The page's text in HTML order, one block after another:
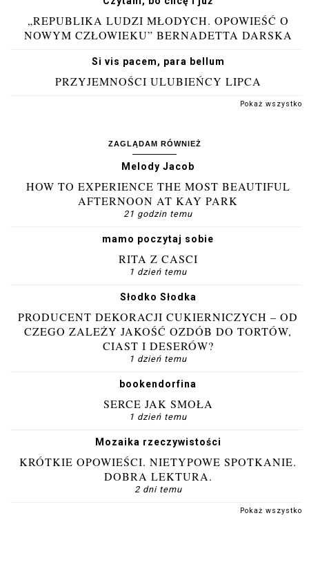
„REPUBLIKA LUDZI MŁODYCH. OPOWIEŚĆ O
NOWYM CZŁOWIEKU” BERNADETTA DARSKA
Si vis pacem, para bellum
PRZYJEMNOŚCI ULUBIEŃCY LIPCA
Pokaż wszystko
ZAGLĄDAM RÓWNIEŻ
Melody Jacob
HOW TO EXPERIENCE THE MOST BEAUTIFUL
AFTERNOON AT KAY PARK
21 godzin temu
mamo poczytaj sobie
RITA Z CASCI
1 dzień temu
Słodko Słodka
PRODUCENT DEKORACJI CUKIERNICZYCH – OD
CZEGO ZALEŻY JAKOŚĆ OZDÓB DO TORTÓW,
CIAST I DESERÓW?
1 dzień temu
bookendorfina
SERCE JAK SMOŁA
1 dzień temu
Mozaika rzeczywistości
KRÓTKIE OPOWIEŚCI. NIETYPOWE SPOTKANIE.
DOBRA LEKTURA.
2 dni temu
Pokaż wszystko